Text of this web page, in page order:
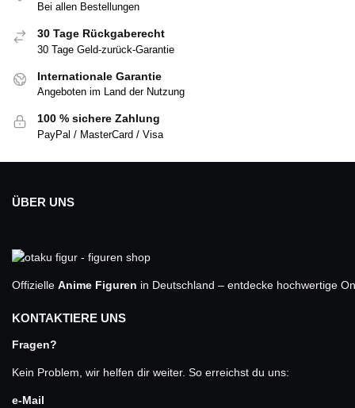
Bei allen Bestellungen
30 Tage Rückgaberecht
30 Tage Geld-zurück-Garantie
Internationale Garantie
Angeboten im Land der Nutzung
100 % sichere Zahlung
PayPal / MasterCard / Visa
ÜBER UNS
Offizielle Anime Figuren in Deutschland – entdecke hochwertige
KONTAKTIERE UNS
Fragen?
Kein Problem, wir helfen dir weiter. So erreichst du uns:
e-Mail